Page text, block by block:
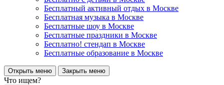
Бесплатный активный отдых в Москве
Бесплатная музыка в Москве
Бесплатные шоу в Москве
Бесплатные праздники в Москве
Бесплатно! стендап в Москве
Бесплатные образование в Москве
Открыть меню Закрыть меню
Что ищем?